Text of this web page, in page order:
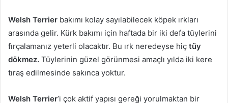
Welsh Terrier bakımı kolay sayılabilecek köpek ırkları
arasında gelir. Kürk bakımı için haftada bir iki defa tüylerini
fırçalamanız yeterli olacaktır. Bu ırk neredeyse hiç tüy
dökmez. Tüylerinin güzel görünmesi amaçlı yılda iki kere
tıraş edilmesinde sakınca yoktur.
Welsh Terrier’i çok aktif yapısı gereği yorulmaktan bir